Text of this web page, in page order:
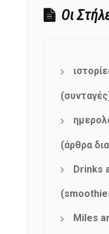
Οι
(άρθρα
Drinks
Miles